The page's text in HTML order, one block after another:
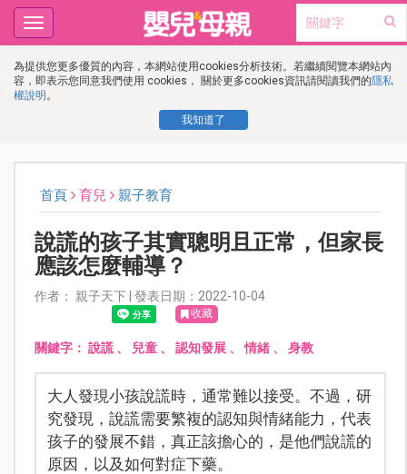
為提供您更多優質的內容，本網站使用cookies分析技術。若繼續閱覽本網站內
容，即表示您同意我們使用 cookies， 關於更多cookies資訊請閱讀我們的隱私
權說明 。
我知道了
Toggle
navigation
首頁 育兒 親子教育
說謊的孩子其實聰明且正常，但家長
應該怎麼輔導？
作者： 親子天下 | 發表日期：2022-10-04
收藏
關鍵字： 說謊、 兒童、 認知發展、情緒、 身教
大人發現小孩說謊時，通常難以接受。不過，研
究發現，說謊需要繁複的認知與情緒能力，代表
孩子的發展不錯，真正該擔心的，是他們說謊的
原因，以及如何對症下藥。